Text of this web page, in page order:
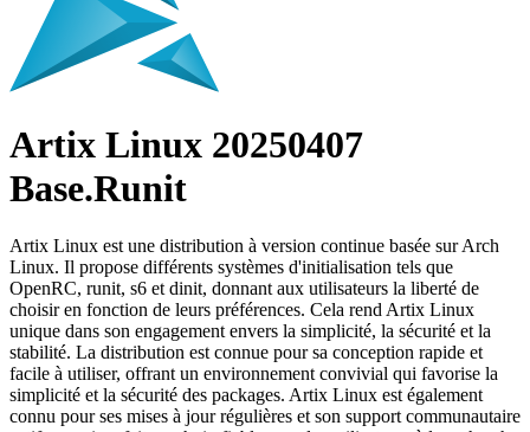
Artix Linux 20250407
Base.Runit
Artix Linux est une distribution à version continue basée sur Arch
Linux. Il propose différents systèmes d'initialisation tels que
OpenRC, runit, s6 et dinit, donnant aux utilisateurs la liberté de
choisir en fonction de leurs préférences. Cela rend Artix Linux
unique dans son engagement envers la simplicité, la sécurité et la
stabilité. La distribution est connue pour sa conception rapide et
facile à utiliser, offrant un environnement convivial qui favorise la
simplicité et la sécurité des packages. Artix Linux est également
connu pour ses mises à jour régulières et son support communautaire